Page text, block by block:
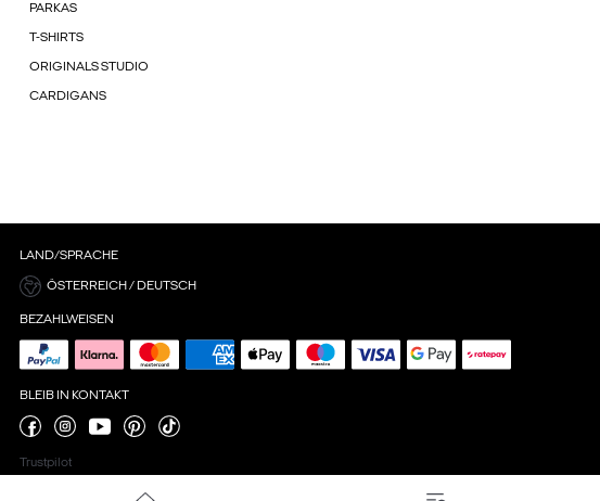
PARKAS
T-SHIRTS
ORIGINALS STUDIO
CARDIGANS
LAND/SPRACHE
ÖSTERREICH / DEUTSCH
BEZAHLWEISEN
BLEIB IN KONTAKT
Trustpilot